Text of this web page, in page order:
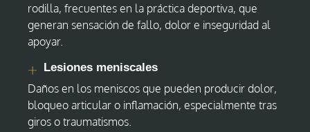
rodilla, frecuentes en la práctica deportiva, que
generan sensación de fallo, dolor e inseguridad al
apoyar.
Lesiones meniscales
Daños en los meniscos que pueden producir dolor,
bloqueo articular o inflamación, especialmente tras
giros o traumatismos.